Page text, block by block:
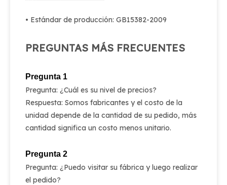
• Estándar de producción: GB15382-2009
PREGUNTAS MÁS FRECUENTES
Pregunta 1
Pregunta: ¿Cuál es su nivel de precios?
Respuesta: Somos fabricantes y el costo de la
unidad depende de la cantidad de su pedido, más
cantidad significa un costo menos unitario.
Pregunta 2
Pregunta: ¿Puedo visitar su fábrica y luego realizar
el pedido?